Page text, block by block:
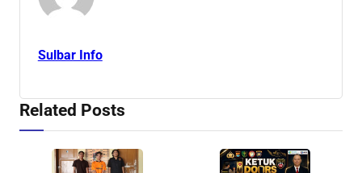
Sulbar Info
Related Posts